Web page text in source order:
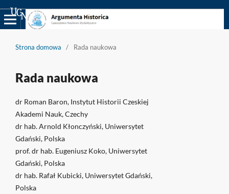
Uniwersyteckie Czasopisma Naukowe
Strona domowa / Rada naukowa
Rada naukowa
dr Roman Baron, Instytut Historii Czeskiej
Akademi Nauk, Czechy
dr hab. Arnold Kłonczyński, Uniwersytet
Gdański, Polska
prof. dr hab. Eugeniusz Koko, Uniwersytet
Gdański, Polska
dr hab. Rafał Kubicki, Uniwersytet Gdański,
Polska